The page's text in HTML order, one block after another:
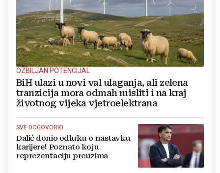
OZBILJAN POTENCIJAL
BiH ulazi u novi val ulaganja, ali zelena
tranzicija mora odmah misliti i na kraj
životnog vijeka vjetroelektrana
SVE DOGOVORIO
Dalić donio odluku o nastavku
karijere! Poznato koju
reprezentaciju preuzima